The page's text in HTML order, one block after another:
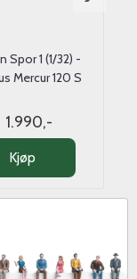
Spor 1 (1/32) -
Mercur 120 S
1.990,-
Kjøp